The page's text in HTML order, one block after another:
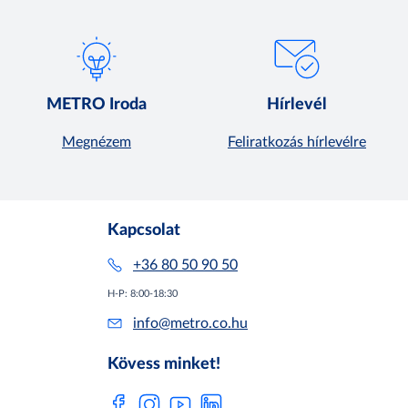
METRO Iroda
Megnézem
Hírlevél
Feliratkozás hírlevélre
Kapcsolat
+36 80 50 90 50
H-P: 8:00-18:30
info@metro.co.hu
Kövess minket!